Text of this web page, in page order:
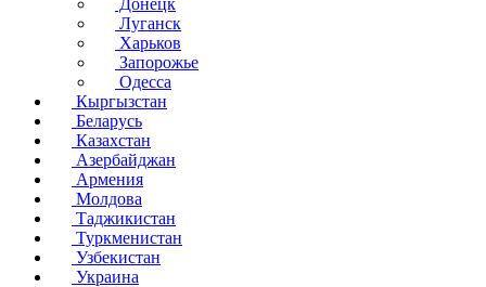
Донецк
Луганск
Харьков
Запорожье
Одесса
Кыргызстан
Беларусь
Казахстан
Азербайджан
Армения
Молдова
Таджикистан
Туркменистан
Узбекистан
Украина